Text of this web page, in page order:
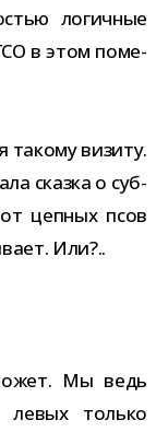
логич­ные
в этом поме­
такому визиту.
сказка о суб­
цеп­ных псов
Или?..
Мы ведь
левых только